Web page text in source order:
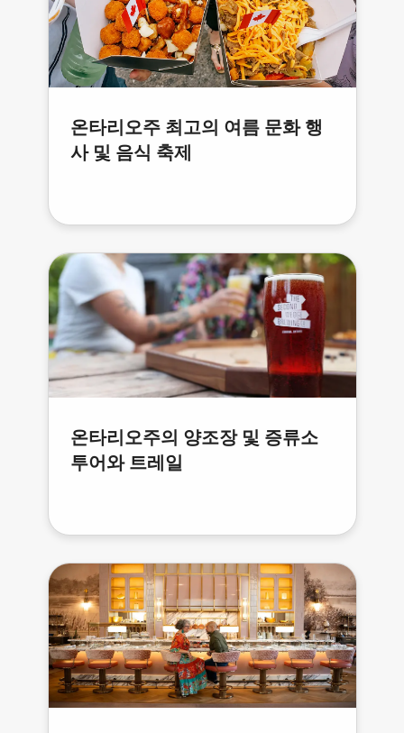
온타리오주 최고의 여름 문화 행
사 및 음식 축제
온타리오주의 양조장 및 증류소
투어와 트레일